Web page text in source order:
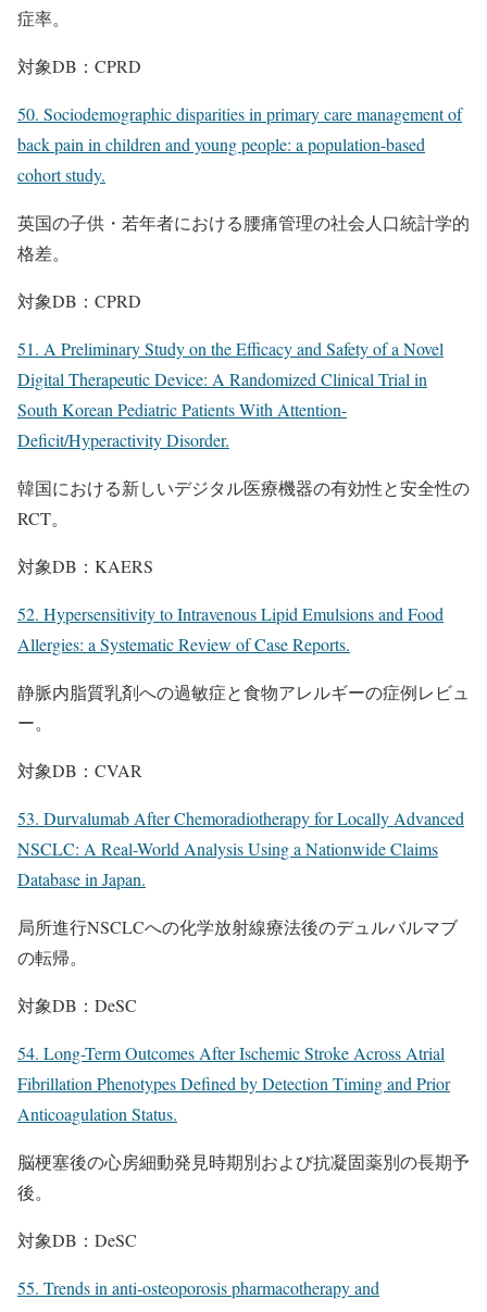
症率。
対象DB：CPRD
50. Sociodemographic disparities in primary care management of
back pain in children and young people: a population-based
cohort study.
英国の子供・若年者における腰痛管理の社会人口統計学的
格差。
対象DB：CPRD
51. A Preliminary Study on the Efficacy and Safety of a Novel
Digital Therapeutic Device: A Randomized Clinical Trial in
South Korean Pediatric Patients With Attention-
Deficit/Hyperactivity Disorder.
韓国における新しいデジタル医療機器の有効性と安全性の
RCT。
対象DB：KAERS
52. Hypersensitivity to Intravenous Lipid Emulsions and Food
Allergies: a Systematic Review of Case Reports.
静脈内脂質乳剤への過敏症と食物アレルギーの症例レビュ
ー。
対象DB：CVAR
53. Durvalumab After Chemoradiotherapy for Locally Advanced
NSCLC: A Real-World Analysis Using a Nationwide Claims
Database in Japan.
局所進行NSCLCへの化学放射線療法後のデュルバルマブ
の転帰。
対象DB：DeSC
54. Long-Term Outcomes After Ischemic Stroke Across Atrial
Fibrillation Phenotypes Defined by Detection Timing and Prior
Anticoagulation Status.
脳梗塞後の心房細動発見時期別および抗凝固薬別の長期予
後。
対象DB：DeSC
55. Trends in anti-osteoporosis pharmacotherapy and